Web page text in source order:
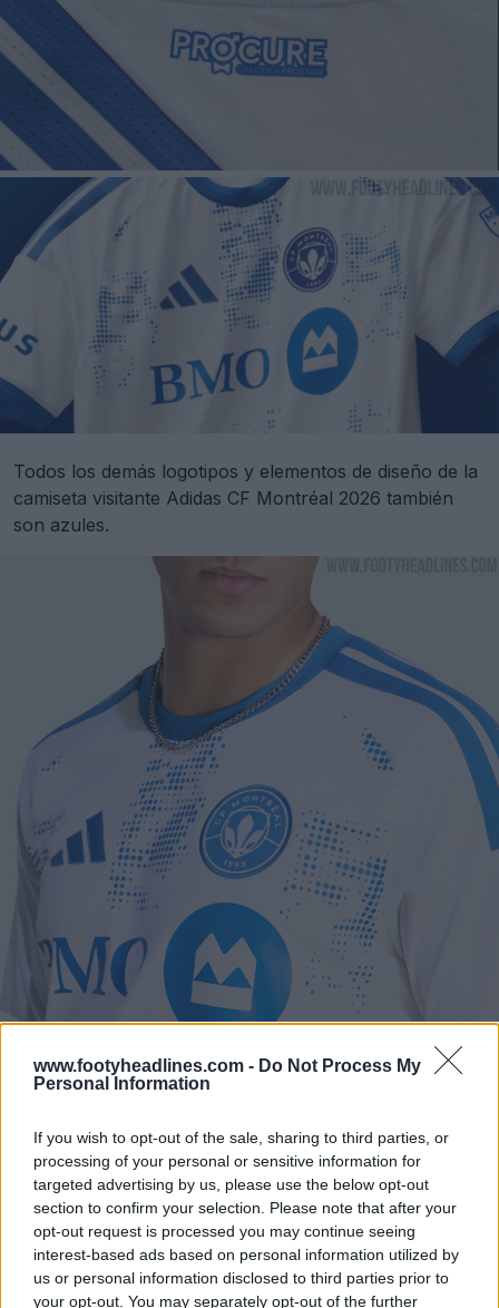
www.footyheadlines.com - Do Not Process My
Personal Information
If you wish to opt-out of the sale, sharing to third parties, or
processing of your personal or sensitive information for
targeted advertising by us, please use the below opt-out
section to confirm your selection. Please note that after your
opt-out request is processed you may continue seeing
interest-based ads based on personal information utilized by
us or personal information disclosed to third parties prior to
your opt-out. You may separately opt-out of the further
Todos los demás logotipos y elementos de diseño de la
camiseta visitante Adidas CF Montréal 2026 también
son azules.